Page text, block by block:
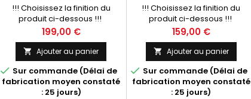
!!! Choisissez la finition du
produit ci-dessous !!!
Prix
199,00 €
 Ajouter au panier
 Sur commande (Délai de
fabrication moyen constaté
: 25 jours)
!!! Choisissez la finition du
produit ci-dessous !!!
Prix
159,00 €
 Ajouter au panier
 Sur commande (Délai de
fabrication moyen constaté
: 25 jours)